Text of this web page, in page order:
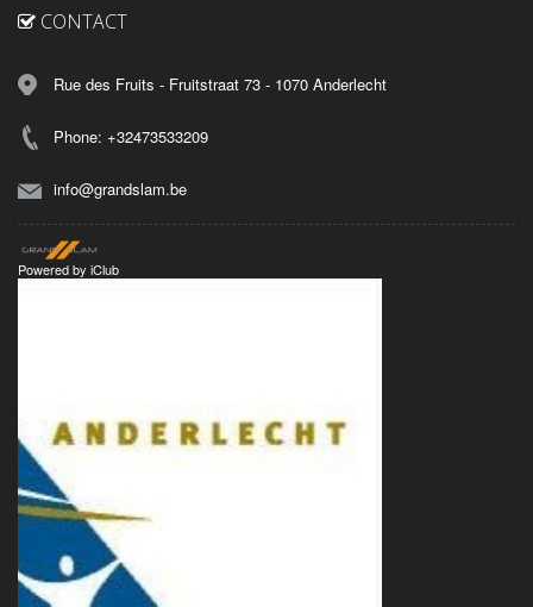
CONTACT
Rue des Fruits - Fruitstraat 73 - 1070 Anderlecht
Phone: +32473533209
info@grandslam.be
Powered by iClub